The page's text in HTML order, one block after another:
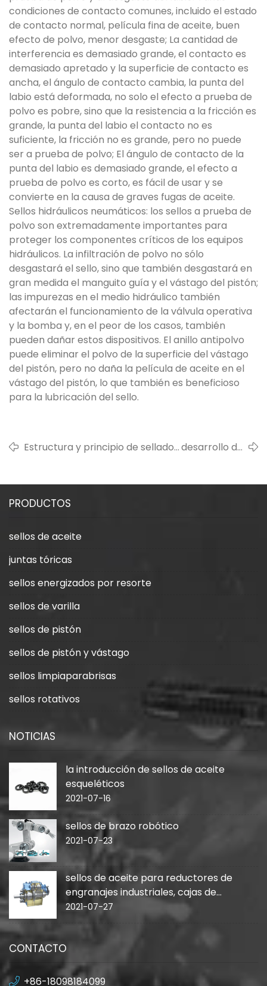
condiciones de contacto comunes, incluido el estado
de contacto normal, película fina de aceite, buen
efecto de polvo, menor desgaste; La cantidad de
interferencia es demasiado grande, el contacto es
demasiado apretado y la superficie de contacto es
ancha, el ángulo de contacto cambia, la punta del
labio está deformada, no solo el efecto a prueba de
polvo es pobre, sino que la resistencia a la fricción es
grande, la punta del labio el contacto no es
suficiente, la fricción no es grande, pero no puede
ser a prueba de polvo; El ángulo de contacto de la
punta del labio es demasiado grande, el efecto a
prueba de polvo es corto, es fácil de usar y se
convierte en la causa de graves fugas de aceite.
Sellos hidráulicos neumáticos: los sellos a prueba de
polvo son extremadamente importantes para
proteger los componentes críticos de los equipos
hidráulicos. La infiltración de polvo no sólo
desgastará el sello, sino que también desgastará en
gran medida el manguito guía y el vástago del pistón;
las impurezas en el medio hidráulico también
afectarán el funcionamiento de la válvula operativa
y la bomba y, en el peor de los casos, también
pueden dañar estos dispositivos. El anillo antipolvo
puede eliminar el polvo de la superficie del vástago
del pistón, pero no daña la película de aceite en el
vástago del pistón, lo que también es beneficioso
para la lubricación del sello.
Estructura y principio de sellado desarrollo de
PRODUCTOS
sellos de aceite
juntas tóricas
sellos energizados por resorte
sellos de varilla
sellos de pistón
sellos de pistón y vástago
sellos limpiaparabrisas
sellos rotativos
NOTICIAS
la introducción de sellos de aceite
esqueléticos
2021-07-16
sellos de brazo robótico
2021-07-23
sellos de aceite para reductores de
engranajes industriales, cajas de
cambios
2021-07-27
CONTACTO
+86-18098184099